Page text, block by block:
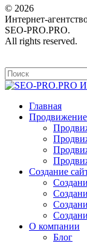
© 2026
Интернет-
SEO-PRO.PRO.
All rights reserved.
Главная
Продвижение
Создание
О компании
Блог